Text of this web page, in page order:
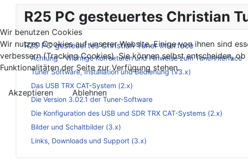
R25 PC gesteuertes Christian
R25 PC gesteuertes Christian Tuner Interface
Achtung – Wichtige Korrekturen und Hinweise zum Tunerinterface
Tuner Software, Installation und Bedienung (V3.x)
Das USB TRX CAT-System (2.x)
Die Version 3.02.1 der Tuner-Software
Die Konfiguration des USB und SDR TRX CAT-Systems (2.x)
Bilder und Schaltbilder (3.x)
Links, Downloads und Support (3.x)
Wir benutzen Cookies
Wir nutzen Cookies auf unserer Website. Einige von ihnen sind
verbessern (Tracking Cookies). Sie können selbst entscheiden,
Funktionalitäten der Seite zur Verfügung stehen.
Akzeptieren
Ablehnen